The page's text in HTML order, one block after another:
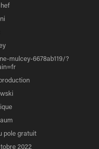
mulcey-6678ab119/?
pole gratuit
2022